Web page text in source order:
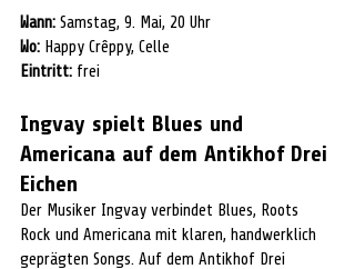
Wann: Samstag, 9. Mai, 20 Uhr
Wo: Happy Crêppy, Celle
Eintritt: frei
Ingvay spielt Blues und
Americana auf dem Antikhof Drei
Eichen
Der Musiker Ingvay verbindet Blues, Roots
Rock und Americana mit klaren, handwerklich
geprägten Songs. Auf dem Antikhof Drei